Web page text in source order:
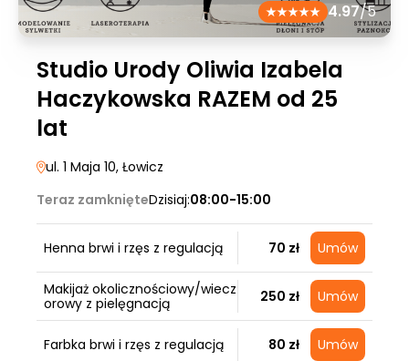
4.97/5
Studio Urody Oliwia Izabela
Haczykowska RAZEM od 25
lat
ul. 1 Maja 10, Łowicz
Teraz zamknięteDzisiaj:08:00-15:00
Henna brwi i rzęs z regulacją 70 zł Umów
Makijaż okolicznościowy/wiecz
orowy z pielęgnacją
250 zł Umów
Farbka brwi i rzęs z regulacją 80 zł Umów